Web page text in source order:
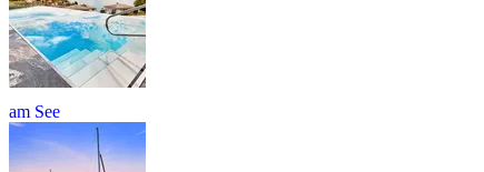
am See